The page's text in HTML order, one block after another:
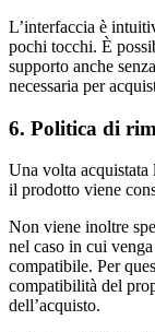
L’interfaccia è
pochi tocchi. È
supporto anche
necessaria per
6. Politica di
Una volta acquistata
il prodotto viene
Non viene inoltre
nel caso in cui
compatibile. Per
compatibilità del
dell’acquisto.